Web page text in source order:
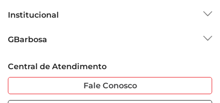
Institucional
Grupo Cencosud
Sobre Privacidade
Portal do Fornecedo
Nossas Lojas
GBarbosa
Garantia Estendida
Serviços
Central de Atendimento
Fale Conosco